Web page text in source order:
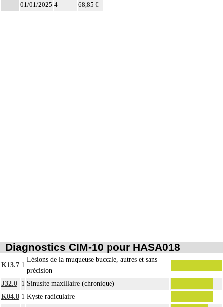
associée, la toilette péritonéale et/ou la pose de drain.
01/01/2025 4 68,85 €
Diagnostics CIM-10 pour HASA018
K13.7 1
Lésions de la muqueuse buccale, autres et sans
précision
J32.0 1 Sinusite maxillaire (chronique)
K04.8 1 Kyste radiculaire